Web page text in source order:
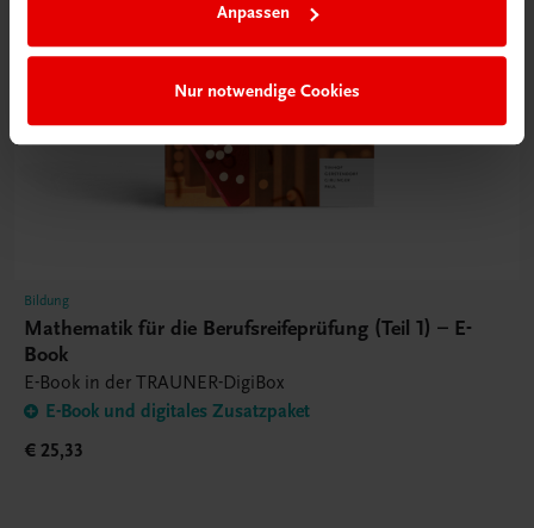
Anpassen
Nur notwendige Cookies
Bildung
Mathematik für die Berufsreifeprüfung (Teil 1) – E-
Book
E-Book in der TRAUNER-DigiBox
E-Book und digitales Zusatzpaket
€ 25,33